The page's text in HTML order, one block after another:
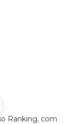
Ranking, com